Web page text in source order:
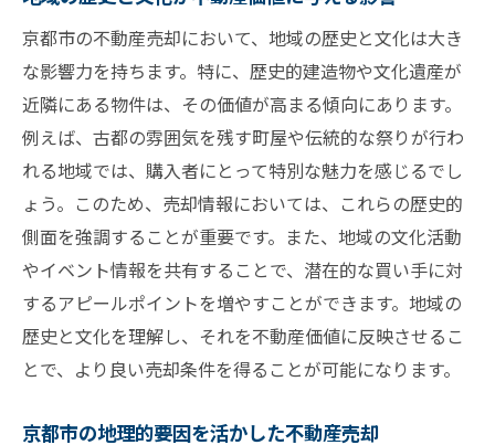
物件の特徴を最大限に活かしたプレゼンテ
ーション
交通アクセスの良さを強調する方法
生活関連施設の近接性をアピールする
自然環境や景観を活用した売却戦略
価格交渉の成功には柔軟な対応と買い手のニー
ズ理解が不可欠
買い手のニーズを把握するための情報収集
法
柔軟な価格交渉がもたらす長期的利益
購入者の視点から見た価値の提供
京都市の不動産売却において、地域の歴史と文化は大き
な影響力を持ちます。特に、歴史的建造物や文化遺産が
近隣にある物件は、その価値が高まる傾向にあります。
例えば、古都の雰囲気を残す町屋や伝統的な祭りが行わ
れる地域では、購入者にとって特別な魅力を感じるでし
ょう。このため、売却情報においては、これらの歴史的
側面を強調することが重要です。また、地域の文化活動
やイベント情報を共有することで、潜在的な買い手に対
するアピールポイントを増やすことができます。地域の
歴史と文化を理解し、それを不動産価値に反映させるこ
とで、より良い売却条件を得ることが可能になります。
京都市の地理的要因を活かした不動産売却